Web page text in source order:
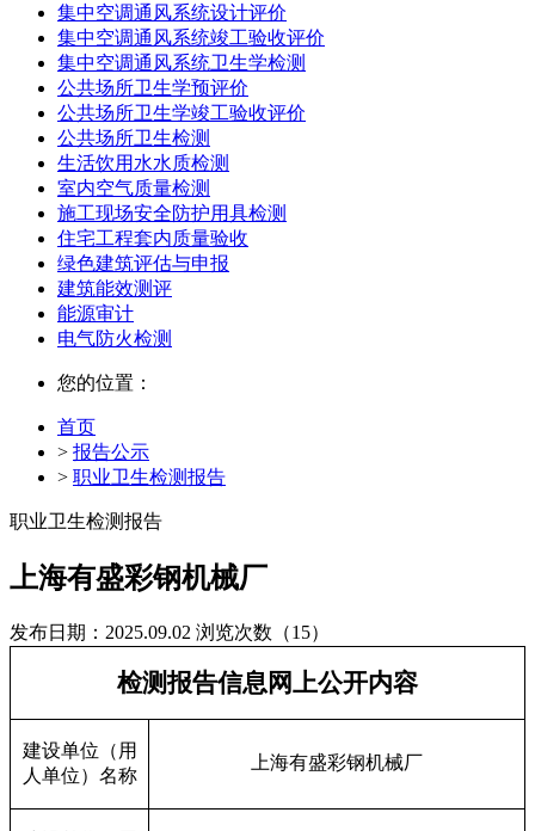
集中空调通风系统设计评价
集中空调通风系统竣工验收评价
集中空调通风系统卫生学检测
公共场所卫生学预评价
公共场所卫生学竣工验收评价
公共场所卫生检测
生活饮用水水质检测
室内空气质量检测
施工现场安全防护用具检测
住宅工程套内质量验收
绿色建筑评估与申报
建筑能效测评
能源审计
电气防火检测
您的位置：
首页
> 报告公示
> 职业卫生检测报告
职业卫生检测报告
上海有盛彩钢机械厂
发布日期：2025.09.02 浏览次数（15）
检测报告信息网上公开内容
建设单位（用
人单位）名称
上海有盛彩钢机械厂